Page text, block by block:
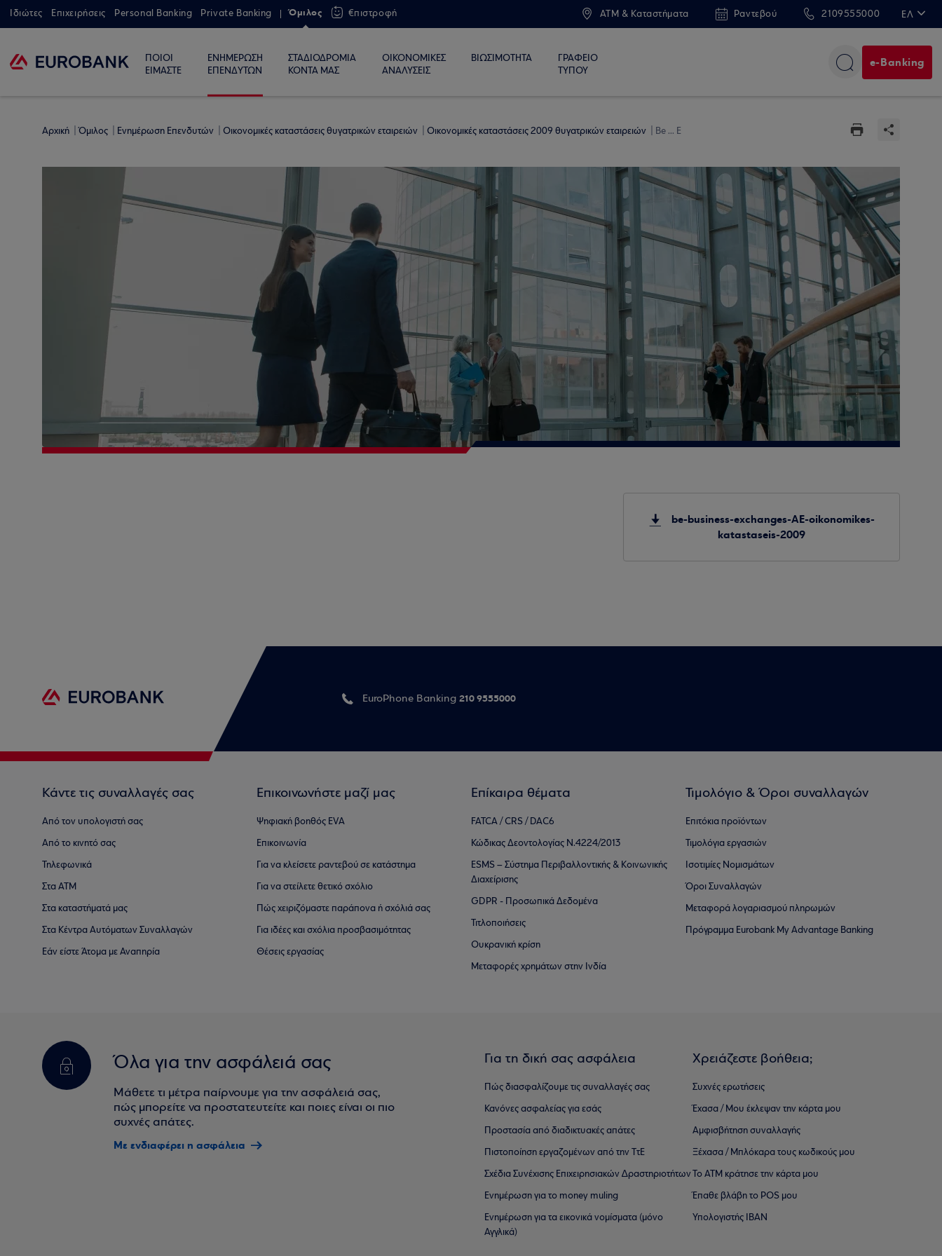
Ιδιώτες Επιχειρήσεις Personal Banking Private Banking Όμιλος €πιστροφή ATM & Καταστήματα Ραντεβού 2109555000 ΕΛ
ΠΟΙΟΙ
ΕΙΜΑΣΤΕ
ΕΝΗΜΕΡΩΣΗ
ΕΠΕΝΔΥΤΩΝ
ΣΤΑΔΙΟΔΡΟΜΙΑ
ΚΟΝΤΑ ΜΑΣ
ΟΙΚΟΝΟΜΙΚΕΣ
ΑΝΑΛΥΣΕΙΣ
ΒΙΩΣΙΜΟΤΗΤΑ
ΓΡΑΦΕΙΟ
ΤΥΠΟΥ
e-Banking
Αρχική Όμιλος Ενημέρωση Επενδυτών Οικονομικές καταστάσεις θυγατρικών εταιρειών Οικονομικές καταστάσεις 2009 θυγατρικών εταιρειών Be ... E
be-business-exchanges-AE-oikonomikes-
katastaseis-2009
EuroPhone Banking 210 9555000
Κάντε τις συναλλαγές σας
Από τον υπολογιστή σας
Από το κινητό σας
Τηλεφωνικά
Στα ΑΤΜ
Στα καταστήματά μας
Στα Κέντρα Αυτόματων Συναλλαγών
Εάν είστε Άτομα με Αναπηρία
Επικοινωνήστε μαζί μας
Ψηφιακή βοηθός EVA
Επικοινωνία
Για να κλείσετε ραντεβού σε κατάστημα
Για να στείλετε θετικό σχόλιο
Πώς χειριζόμαστε παράπονα ή σχόλιά σας
Για ιδέες και σχόλια προσβασιμότητας
Θέσεις εργασίας
Επίκαιρα θέματα
FATCA / CRS / DAC6
Κώδικας Δεοντολογίας Ν.4224/2013
ESMS – Σύστημα Περιβαλλοντικής & Κοινωνικής
Διαχείρισης
GDPR - Προσωπικά Δεδομένα
Τιτλοποιήσεις
Ουκρανική κρίση
Μεταφορές χρημάτων στην Ινδία
Τιμολόγιο & Όροι συναλλαγών
Επιτόκια προϊόντων
Τιμολόγια εργασιών
Ισοτιμίες Νομισμάτων
Όροι Συναλλαγών
Μεταφορά λογαριασμού πληρωμών
Πρόγραμμα Eurobank My Advantage Banking
Όλα για την ασφάλειά σας
Μάθετε τι μέτρα παίρνουμε για την ασφάλειά σας,
πώς μπορείτε να προστατευτείτε και ποιες είναι οι πιο
συχνές απάτες.
Με ενδιαφέρει η ασφάλεια
Για τη δική σας ασφάλεια
Πώς διασφαλίζουμε τις συναλλαγές σας
Κανόνες ασφαλείας για εσάς
Προστασία από διαδικτυακές απάτες
Πιστοποίηση εργαζομένων από την ΤτΕ
Σχέδια Συνέχισης Επιχειρησιακών ∆ραστηριοτήτων
Ενημέρωση για το money muling
Ενημέρωση για τα εικονικά νομίσματα (μόνο
Αγγλικά)
Χρειάζεστε βοήθεια;
Συχνές ερωτήσεις
Έχασα / Μου έκλεψαν την κάρτα μου
Αμφισβήτηση συναλλαγής
Ξέχασα / Μπλόκαρα τους κωδικούς μου
Το ΑΤΜ κράτησε την κάρτα μου
Έπαθε βλάβη το POS μου
Υπολογιστής IBAN